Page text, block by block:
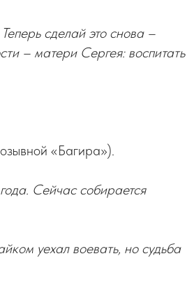
Теперь сделай это снова –
– матери Сергея: воспитать
«Багира»).
Сейчас собирается
уехал воевать, но судьба